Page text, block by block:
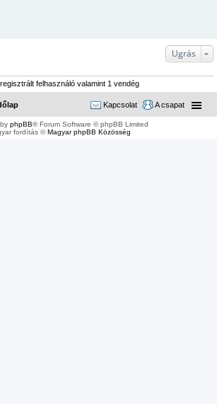
Ugrás
felhasználó valamint 1 vendég
A csapat
Kapcsolat
phpBB® Forum Software © phpBB Limited
fordítás ©Magyar phpBB Közösség